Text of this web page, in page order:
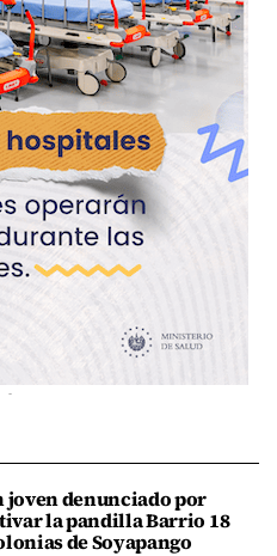
joven denunciado por
la pandilla Barrio 18
de Soyapango